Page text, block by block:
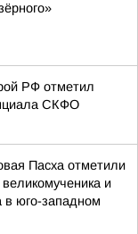
РФ отметил
СКФО
Пасха отметили
и
юго-западном